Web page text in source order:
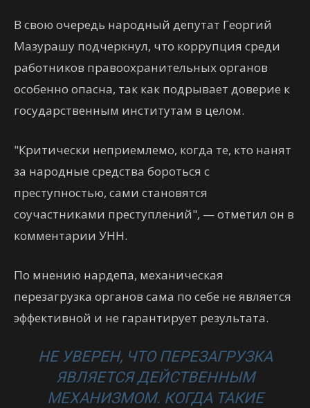
В свою очередь народный депутат Георгий
Мазурашу подчеркнул, что коррупция среди
работников правоохранительных органов
особенно опасна, так как подрывает доверие к
государственным институтам в целом.
"Критически неприемлемо, когда те, кто нанят
за народные средства бороться с
преступностью, сами становятся
соучастниками преступлений", — отметил он в
комментарии УНН.
По мнению нардепа, механическая
перезагрузка органов сама по себе не является
эффективной и не гарантирует результата.
НЕ УВЕРЕН, ЧТО ПЕРЕЗАГРУЗКА
ЯВЛЯЕТСЯ ДЕЙСТВЕННЫМ
МЕХАНИЗМОМ. КОГДА ТАКИЕ